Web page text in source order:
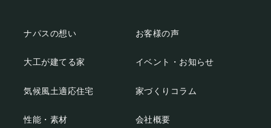
ナパスの想い
大工が建てる家
気候風土適応住宅
性能・素材
お客様の声
イベント・お知らせ
家づくりコラム
会社概要